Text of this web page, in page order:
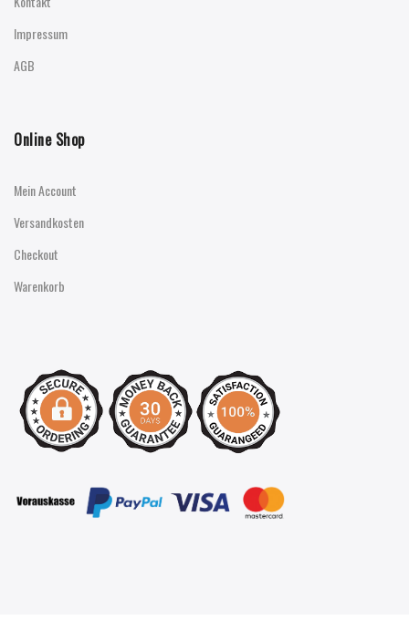
Impressum
AGB
Online Shop
Mein Account
Versandkosten
Checkout
Warenkorb